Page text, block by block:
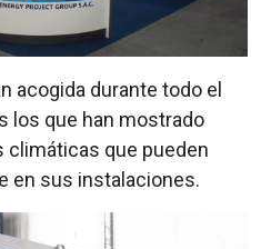
acogida durante todo el
los que han mostrado
climáticas que pueden
en sus instalaciones.